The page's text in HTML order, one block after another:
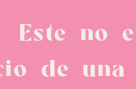
Este no
de